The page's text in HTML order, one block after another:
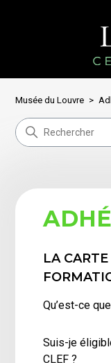
Musée du Louvre
LA
Qu’est-ce
Suis-je
CLEF ?